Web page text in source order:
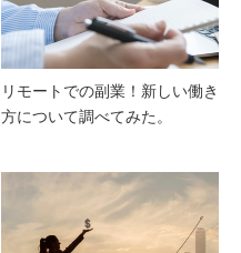
リモートでの副業！新しい働き
方について調べてみた。